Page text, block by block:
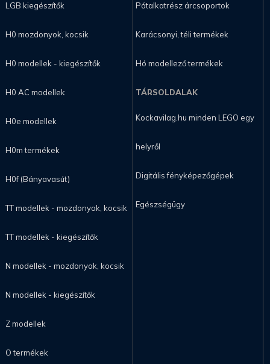
LGB kiegészítők
H0 mozdonyok, kocsik
H0 modellek - kiegészítők
H0 AC modellek
H0e modellek
H0m termékek
H0f (Bányavasút)
TT modellek - mozdonyok, kocsik
TT modellek - kiegészítők
N modellek - mozdonyok, kocsik
N modellek - kiegészítők
Z modellek
O termékek
Pótalkatrész árcsoportok
Karácsonyi, téli termékek
Hó modellező termékek
TÁRSOLDALAK
Kockavilag.hu minden LEGO egy
helyről
Digitális fényképezőgépek
Egészségügy